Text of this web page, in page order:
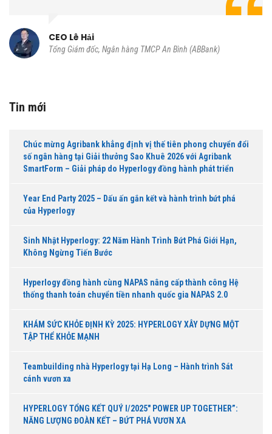
An Bình (ABBank)
Thành viên Ban điều hành Kiêm
Tin mới
Chúc mừng Agribank khẳng định vị thế tiên phong chuyển đổi
số ngân hàng tại Giải thưởng Sao Khuê 2026 với Agribank
SmartForm – Giải pháp do Hyperlogy đồng hành phát triển
Year End Party 2025 – Dấu ấn gắn kết và hành trình bứt phá
của Hyperlogy
Sinh Nhật Hyperlogy: 22 Năm Hành Trình Bứt Phá Giới Hạn,
Không Ngừng Tiến Bước
Hyperlogy đồng hành cùng NAPAS nâng cấp thành công Hệ
thống thanh toán chuyển tiền nhanh quốc gia NAPAS 2.0
KHÁM SỨC KHỎE ĐỊNH KỲ 2025: HYPERLOGY XÂY DỰNG MỘT
TẬP THỂ KHỎE MẠNH
Teambuilding nhà Hyperlogy tại Hạ Long – Hành trình Sát
cánh vươn xa
HYPERLOGY TỔNG KẾT QUÝ I/2025″ POWER UP TOGETHER”:
NĂNG LƯỢNG ĐOÀN KẾT – BỨT PHÁ VƯƠN XA